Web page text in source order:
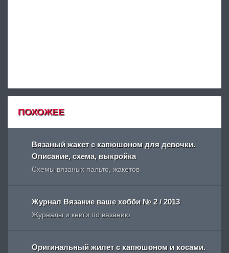
ПОХОЖЕЕ
Вязаный жакет с капюшоном для девочки.
Описание, схема, выкройка
Схемы вязаных пальто, жакетов
Журнал Вязание ваше хобби № 2 / 2013
Журналы и книги по вязанию
Оригинальный жилет с капюшоном и косами.